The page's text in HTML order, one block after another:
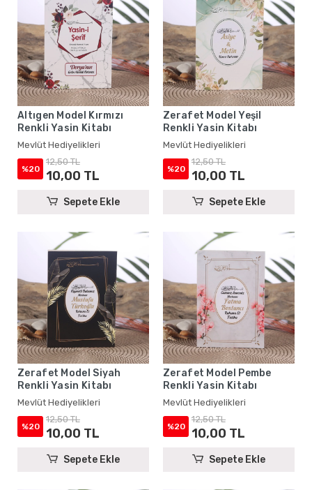
Altıgen Model Kırmızı
Renkli Yasin Kitabı
Mevlüt Hediyelikleri
%20
12,50 TL
10,00 TL
Sepete Ekle
Zerafet Model Yeşil
Renkli Yasin Kitabı
Mevlüt Hediyelikleri
%20
12,50 TL
10,00 TL
Sepete Ekle
Zerafet Model Siyah
Renkli Yasin Kitabı
Mevlüt Hediyelikleri
%20
12,50 TL
10,00 TL
Sepete Ekle
Zerafet Model Pembe
Renkli Yasin Kitabı
Mevlüt Hediyelikleri
%20
12,50 TL
10,00 TL
Sepete Ekle